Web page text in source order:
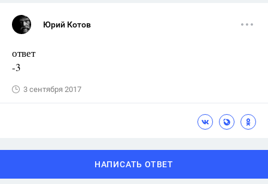
Юрий Котов
ответ
-3
3 сентября 2017
НАПИСАТЬ ОТВЕТ